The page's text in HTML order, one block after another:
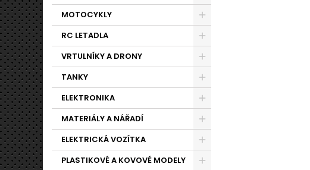
MOTOCYKLY
RC LETADLA
VRTULNÍKY A DRONY
TANKY
ELEKTRONIKA
MATERIÁLY A NÁŘADÍ
ELEKTRICKÁ VOZÍTKA
PLASTIKOVÉ A KOVOVÉ MODELY